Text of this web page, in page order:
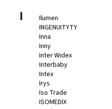
I
Ilumen
INGENUITYTY
Inna
Inny
Inter Widex
Interbaby
Intex
Irys
Iso Trade
ISOMEDIX